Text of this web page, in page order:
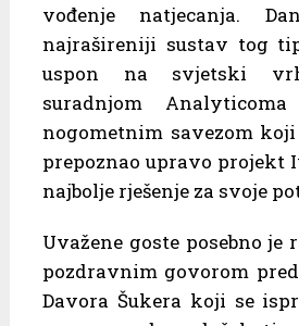
vođenje natjecanja.
najrašireniji sustav tog
uspon na svjetski
suradnjom
nogometnim savezom
prepoznao upravo projekt
najbolje rješenje za svoje
Uvažene goste posebno je
pozdravnim govorom
Davora Šukera koji se